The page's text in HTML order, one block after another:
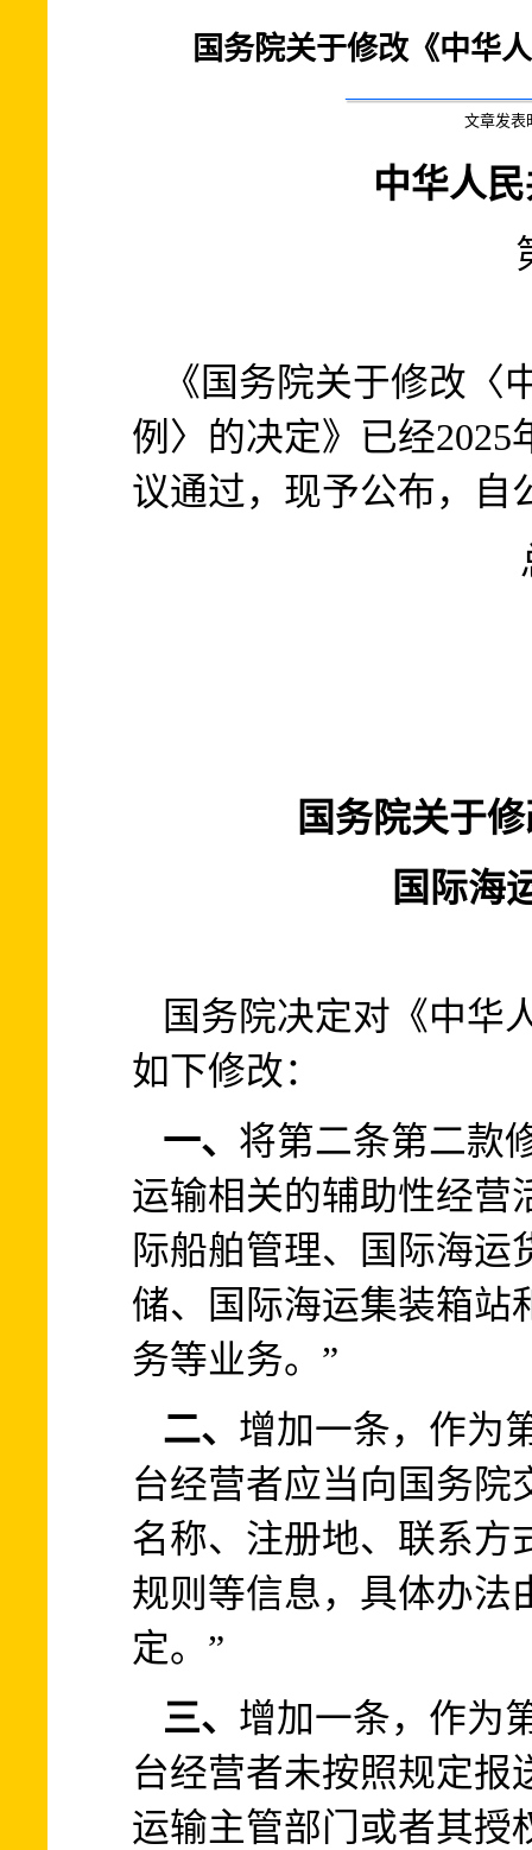
国务院关于修改《中华
文章发表
中华人
《国务院关于修改〈
例〉的决定》已经2025
议通过，现予公布，自
国务院关于
国际海
国务院决定对《中华
如下修改：
一、 将第二条第二款
运输相关的辅助性经营
际船舶管理、国际海运
储、国际海运集装箱站
务等业务。”
二、 增加一条，作为
台经营者应当向国务院
名称、注册地、联系方
规则等信息，具体办法
定。”
三、 增加一条，作为
台经营者未按照规定报
运输主管部门或者其授